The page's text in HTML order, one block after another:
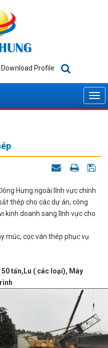
Download Profile
Hưng ngoài lĩnh vực chính
thép cho các dự án, công
kinh doanh sang lĩnh vực cho
múc, cọc ván thép phục vụ
tấn,Lu ( các loại), Máy